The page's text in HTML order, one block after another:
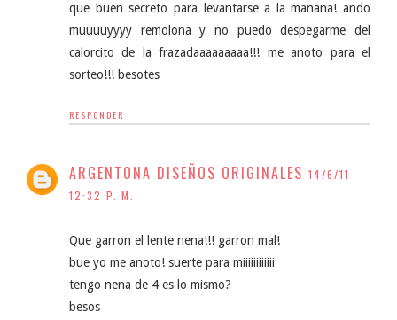
que buen secreto para levantarse a la mañana! ando
muuuuyyyy remolona y no puedo despegarme del
calorcito de la frazadaaaaaaaaa!!! me anoto para el
sorteo!!! besotes
RESPONDER
ARGENTONA DISEÑOS ORIGINALES 14/6/11
12:32 P. M.
Que garron el lente nena!!! garron mal!
bue yo me anoto! suerte para miiiiiiiiiiii
tengo nena de 4 es lo mismo?
besos